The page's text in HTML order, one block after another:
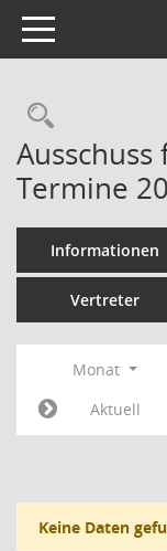
Toggle navigation
Termine
Informationen
Vertreter
Monat
Aktuell
Keine Daten